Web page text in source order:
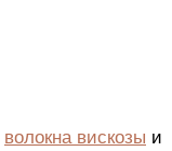
волокна вискозы и